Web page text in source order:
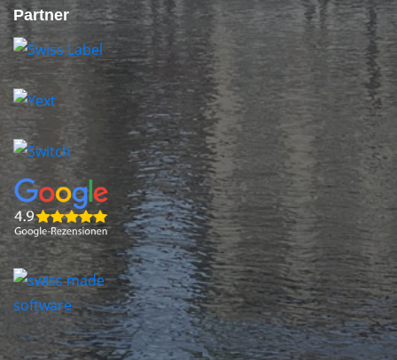
Partner